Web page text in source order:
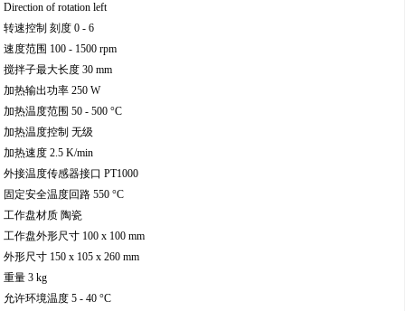
Direction of rotation left
转速控制 刻度 0 - 6
速度范围 100 - 1500 rpm
搅拌子最大长度 30 mm
加热输出功率 250 W
加热温度范围 50 - 500 °C
加热温度控制 无级
加热速度 2.5 K/min
外接温度传感器接口 PT1000
固定安全温度回路 550 °C
工作盘材质 陶瓷
工作盘外形尺寸 100 x 100 mm
外形尺寸 150 x 105 x 260 mm
重量 3 kg
允许环境温度 5 - 40 °C